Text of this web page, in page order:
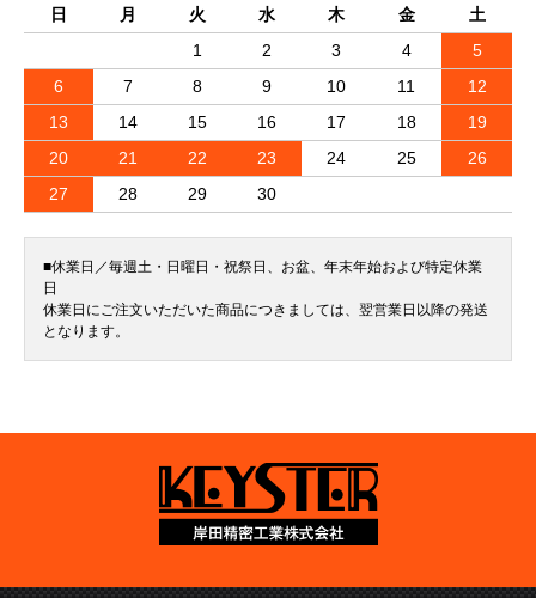
日
月 火 水 木 金
土
1
2 3 4
5
6
7 8 9 10 11
12
13
14 15 16 17 18
19
20
21 22 23 24 25
26
27
28 29 30
■休業日／毎週土・日曜日・祝祭日、お盆、年末年始および特定休業
日
休業日にご注文いただいた商品につきましては、翌営業日以降の発送
となります。